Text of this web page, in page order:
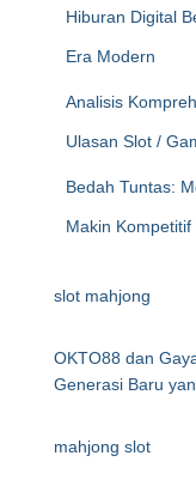
Hiburan Digital
Era Modern
Analisis
Ulasan Slot /
Bedah Tuntas:
Makin Kompetitif
slot mahjong
OKTO88 dan
Generasi Baru
mahjong slot